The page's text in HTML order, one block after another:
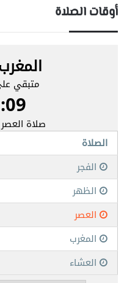
أوقات الصلاة